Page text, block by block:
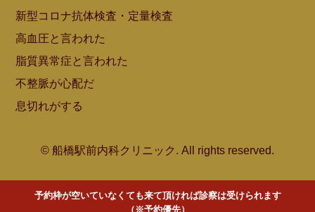
予約枠が空いていなくても来て頂ければ診察は受けられます
（※予約優先）
新型コロナ抗体検査・定量検査
高血圧と言われた
脂質異常症と言われた
不整脈が心配だ
息切れがする
© 船橋駅前内科クリニック. All rights reserved.